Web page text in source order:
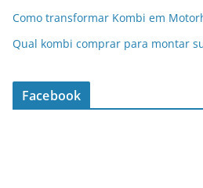
Como transformar Kombi em
Qual kombi comprar para montar
Facebook